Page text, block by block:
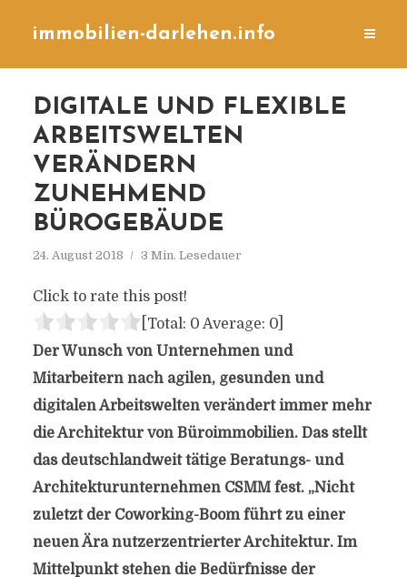
immobilien-darlehen.info
DIGITALE UND FLEXIBLE
ARBEITSWELTEN
VERÄNDERN
ZUNEHMEND
BÜROGEBÄUDE
24. August 2018 3 Min. Lesedauer
Click to rate this post!
[Total: 0 Average: 0]
Der Wunsch von Unternehmen und
Mitarbeitern nach agilen, gesunden und
digitalen Arbeitswelten verändert immer mehr
die Architektur von Büroimmobilien. Das stellt
das deutschlandweit tätige Beratungs- und
Architekturunternehmen CSMM fest. „Nicht
zuletzt der Coworking-Boom führt zu einer
neuen Ära nutzerzentrierter Architektur. Im
Mittelpunkt stehen die Bedürfnisse der